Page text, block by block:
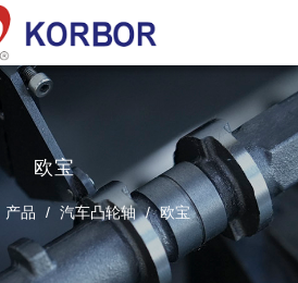
欧宝
产品 / 汽车凸轮轴 / 欧宝